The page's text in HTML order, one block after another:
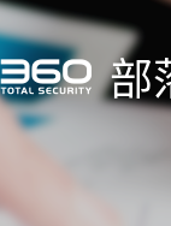
部